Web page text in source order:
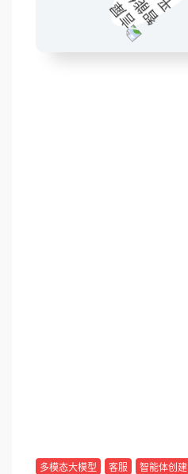
多模态大模型 客服 智能体创建